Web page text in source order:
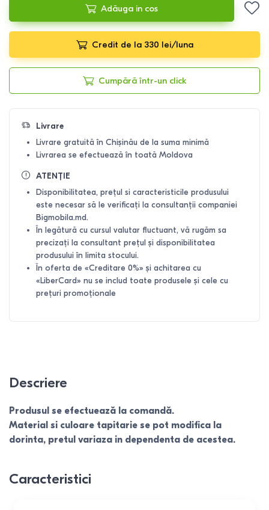
Adăuga in cos
Credit de la 330 lei/luna
Cumpără într-un click
Livrare
Livrare gratuită în Chișinău de la suma minimă
Livrarea se efectuează în toată Moldova
ATENȚIE
Disponibilitatea, prețul si caracteristicile produsului
este necesar să le verificați la consultanții companiei
Bigmobila.md.
În legătură cu cursul valutar fluctuant, vă rugăm sa
precizați la consultant prețul și disponibilitatea
produsului în limita stocului.
În oferta de «Creditare 0%» și achitarea cu
«LiberCard» nu se includ toate produsele și cele cu
prețuri promoționale
Descriere
Produsul se efectuează la comandă.
Material si culoare tapitarie se pot modifica la
dorinta, pretul variaza in dependenta de acestea.
Caracteristici